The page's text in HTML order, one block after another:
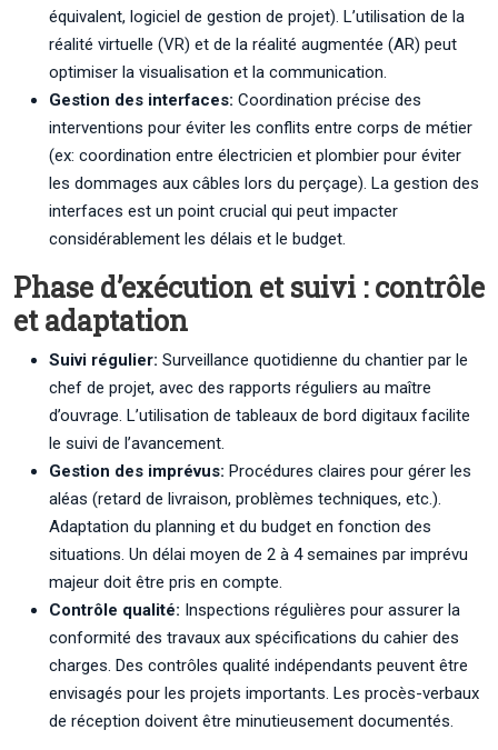
équivalent, logiciel de gestion de projet). L’utilisation de la
réalité virtuelle (VR) et de la réalité augmentée (AR) peut
optimiser la visualisation et la communication.
Gestion des interfaces: Coordination précise des
interventions pour éviter les conflits entre corps de métier
(ex: coordination entre électricien et plombier pour éviter
les dommages aux câbles lors du perçage). La gestion des
interfaces est un point crucial qui peut impacter
considérablement les délais et le budget.
Phase d’exécution et suivi : contrôle
et adaptation
Suivi régulier: Surveillance quotidienne du chantier par le
chef de projet, avec des rapports réguliers au maître
d’ouvrage. L’utilisation de tableaux de bord digitaux facilite
le suivi de l’avancement.
Gestion des imprévus: Procédures claires pour gérer les
aléas (retard de livraison, problèmes techniques, etc.).
Adaptation du planning et du budget en fonction des
situations. Un délai moyen de 2 à 4 semaines par imprévu
majeur doit être pris en compte.
Contrôle qualité: Inspections régulières pour assurer la
conformité des travaux aux spécifications du cahier des
charges. Des contrôles qualité indépendants peuvent être
envisagés pour les projets importants. Les procès-verbaux
de réception doivent être minutieusement documentés.